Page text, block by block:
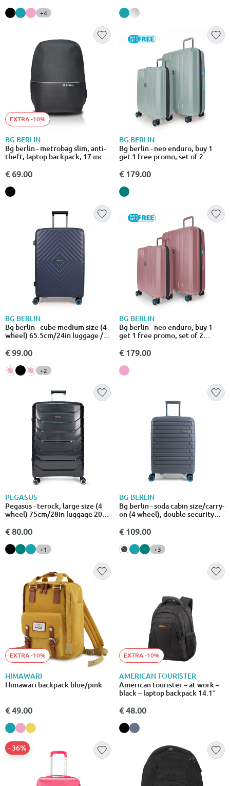
+4
EXTRA -10%
BG BERLIN
Bg berlin - metrobag slim, anti-
theft, laptop backpack, 17 inch,
€ 69.00
BG BERLIN
Bg berlin - neo enduro, buy 1
get 1 free promo, set of 2
€ 179.00
BG BERLIN
Bg berlin - cube medium size (4
wheel) 65.5cm/24in luggage /
€ 99.00
+2
BG BERLIN
Bg berlin - neo enduro, buy 1
get 1 free promo, set of 2
€ 179.00
PEGASUS
Pegasus - terock, large size (4
wheel) 75cm/28in luggage 20-
€ 80.00
+1
BG BERLIN
Bg berlin - soda cabin size/carry-
on (4 wheel), double security
10kg suitcase, back
€ 109.00
+3
EXTRA -10%
HIMAWARI
Himawari backpack blue/pink
€ 49.00
EXTRA -10%
AMERICAN TOURISTER
American tourister – at work –
black – laptop backpack 14.1″
€ 48.00
- 36%